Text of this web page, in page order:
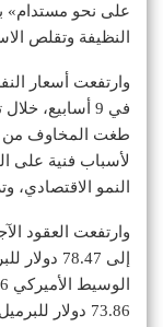
على نحو مستدام»
النظيفة وتقلص
في 9 أسابيع،
طغت المخاوف من
لأسباب فنية على
النمو الاقتصادي،
إلى
73.86 دولار للبرميل.